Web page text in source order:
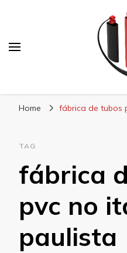
Home fábrica de tubos
TAG
fábrica
pvc no
paulista